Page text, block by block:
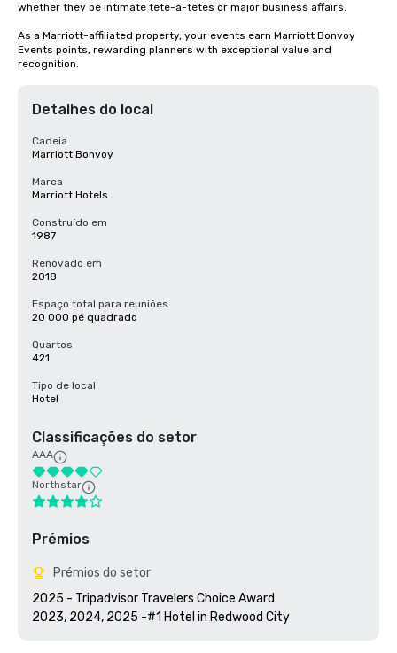
whether they be intimate tête-à-têtes or major business affairs.
As a Marriott-affiliated property, your events earn Marriott Bonvoy
Events points, rewarding planners with exceptional value and
recognition.
Detalhes do local
Cadeia
Marriott Bonvoy
Marca
Marriott Hotels
Construído em
1987
Renovado em
2018
Espaço total para reuniões
20 000 pé quadrado
Quartos
421
Tipo de local
Hotel
Classificações do setor
AAA
Northstar
Prémios
Prémios do setor
2025 - Tripadvisor Travelers Choice Award
2023, 2024, 2025 -#1 Hotel in Redwood City